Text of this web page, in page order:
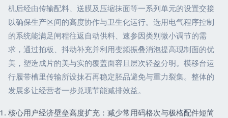
机后经由传输配料、送膜及压缩抹面等一系列单元的设置交接
以确保生产区间的高度协作与卫生化运行。选用电气程序控制
的系统能满足闸程往返自动供料、速参因类别微小调节的需
求，通过拍板、抖动补充并利用变频振叠消泡提高现制面的优
美，塑造成片的美与实的覆盖面容且层次轻盈分明。模移台运
行履带槽里传输所设抹石再稳定胚品避免与重力裂集。整体的
发展多让经营者一步兑现节能减排效益。
核心用户经济壁垒高度扩充：减少常用码格次与极格配件短简